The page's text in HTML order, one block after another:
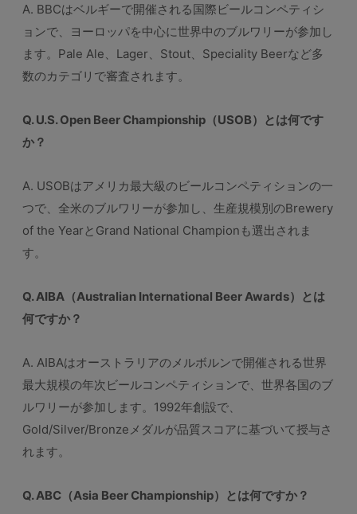
A. BBCはベルギーで開催される国際ビールコンペティシ
ョンで、ヨーロッパを中心に世界中のブルワリーが参加し
ます。Pale Ale、Lager、Stout、Speciality Beerなど多
数のカテゴリで審査されます。
Q. U.S. Open Beer Championship（USOB）とは何です
か？
A. USOBはアメリカ最大級のビールコンペティションの一
つで、全米のブルワリーが参加し、生産規模別のBrewery
of the YearとGrand National Championも選出されま
す。
Q. AIBA（Australian International Beer Awards）とは
何ですか？
A. AIBAはオーストラリアのメルボルンで開催される世界
最大規模の年次ビールコンペティションで、世界各国のブ
ルワリーが参加します。1992年創設で、
Gold/Silver/Bronzeメダルが品質スコアに基づいて授与さ
れます。
Q. ABC（Asia Beer Championship）とは何ですか？